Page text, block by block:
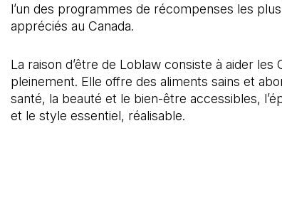
l’un des programmes de récompenses les
appréciés au Canada.
La raison d’être de Loblaw consiste à aider les
pleinement. Elle offre des aliments sains et
santé, la beauté et le bien-être accessibles,
et le style essentiel, réalisable.